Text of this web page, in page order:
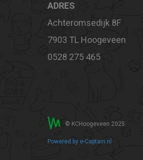
ADRES
Achteromsedijk 8F
7903 TL Hoogeveen
0528 275 465
© KCHoogeveen 2025
Powered by e-Captain.nl